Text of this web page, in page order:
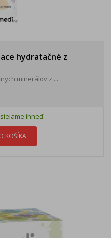
hydratačné z
minerálov z ...
ihneď
KOŠÍKA